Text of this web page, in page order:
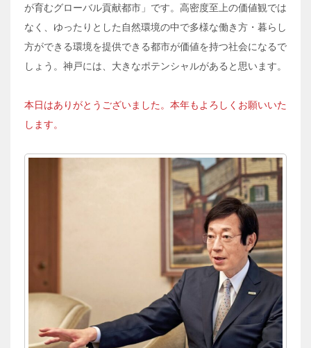
が育むグローバル貢献都市」です。高密度至上の価値観では
なく、ゆったりとした自然環境の中で多様な働き方・暮らし
方ができる環境を提供できる都市が価値を持つ社会になるで
しょう。神戸には、大きなポテンシャルがあると思います。
本日はありがとうございました。本年もよろしくお願いいた
します。